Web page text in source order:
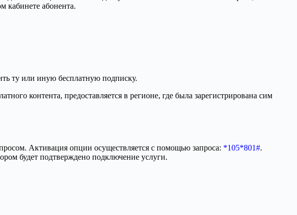
кабинете абонента.
ту или иную бесплатную подписку.
контента, предоставляется в регионе, где была зарегистрирована сим
Активация опции осуществляется с помощью запроса: *105*801#.
будет подтверждено подключение услуги.